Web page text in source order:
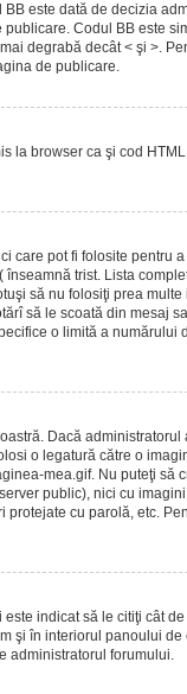
este dată de decizia
Codul BB este
degrabă decât < şi >.
de publicare.
la browser ca şi cod
care pot fi folosite pentru
trist. Lista
să nu folosiţi prea
să le scoată din mesaj
o limită a numărului
Dacă
o legatură către o
mea.gif. Nu puteţi să
public), nici cu
cu parolă, etc.
indicat să le citiţi cât
şi în interiorul panoului
administratorul forumului.